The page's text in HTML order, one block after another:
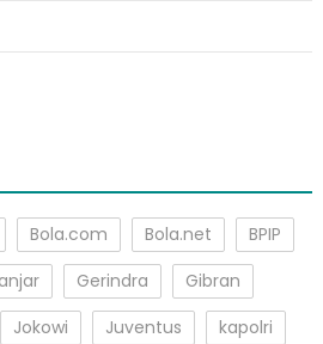
Bola.com Bola.net
BPIP
Gerindra
Gibran
Jokowi Juventus
kapolri